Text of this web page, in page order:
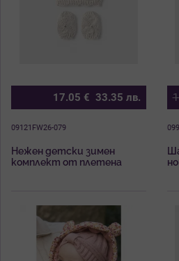
17.05 € 33.35 лв.
09121FW26-079
Нежен детски зимен
комплект от плетена